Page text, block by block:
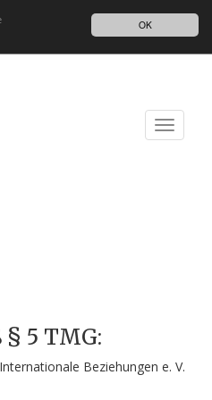
OK
DE
Datenschutz
Toggle
5 TMG:
Beziehungen e. V.